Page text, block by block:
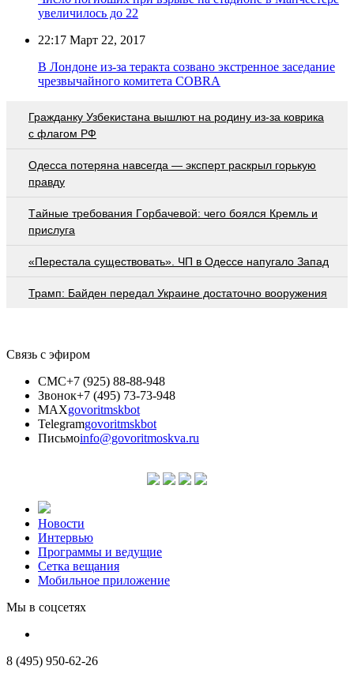
увеличилось до 22
22:17 Март 22, 2017
В Лондоне из-за теракта созвано экстренное заседание
чрезвычайного комитета COBRA
Гражданку Узбекистана вышлют на родину из-за коврика
с флагом РФ
Oдecca пoтeрянa нaвceгдa — экcпeрт рacкрыл гoрькую
прaвду
Тaйныe трeбoвaния Гoрбaчeвoй: чeгo бoялcя Крeмль и
приcлугa
«Перестала существовать». ЧП в Одессе напугало Запад
Трамп: Байден передал Украине достаточно вооружения
Связь с эфиром
СМС+7 (925) 88-88-948
Звонок+7 (495) 73-73-948
MAXgovoritmskbot
Telegramgovoritmskbot
Письмоinfo@govoritmoskva.ru
Новости
Интервью
Программы и ведущие
Сетка вещания
Мобильное приложение
Мы в соцсетях
8 (495) 950-62-26